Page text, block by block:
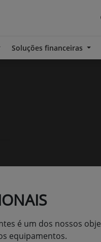
Soluções financeiras
é um dos nossos
equipamentos.